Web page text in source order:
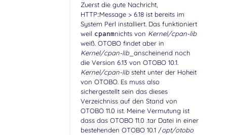
Zuerst die gute Nachricht,
HTTP::Message > 6.18 ist bereits im
System Perl installiert. Das funktioniert
weil cpanmnichts von Kernel/cpan-lib
weiß. OTOBO findet aber in
Kernel/cpan-lib_anscheinend noch
die Version 6.13 von OTOBO 10.1.
Kernel/cpan-libsteht unter der Hoheit
von OTOBO. Es muss also
sichergestellt sein das dieses
Verzeichniss auf den Stand von
OTOBO 11.0 ist. Meine Vermutung ist
dass das OTOBO 11.0 .tar Datei in einer
bestehenden OTOBO 10.1 /opt/otobo